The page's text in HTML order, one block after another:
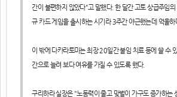
간이 불편하지 않았다"고 말했다. 한 달간 고토 상급주임
규 카드 게임을 출시하는 시기라 3주간 야근했는데 억울
이 밖에 다카라토미는 최장 20일간 불임 치료 등에 쓸 수
간으로 늘려 보다 여유를 가질 수 있도록 했다.
구리하라 실장은 "노동력이 줄고 맞벌이 가구도 증가하는